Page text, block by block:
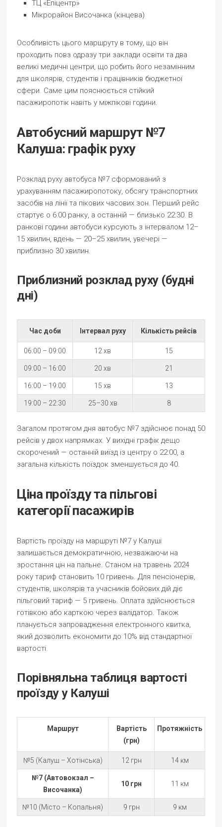
ТЦ «Епіцентр»
Мікрорайон Височанка (кінцева)
Особливість цього маршруту в тому, що він
проходить повз одразу три заклади освіти та два
великі медичні центри, що робить його незамінним
для школярів, студентів і працівників бюджетної
сфери. Саме цим пояснюється стійкий
пасажиропотік навіть у міжпікові години.
Автобусний маршрут №7
Калуша: графік руху
Розклад руху автобуса №7 сформований з
урахуванням пасажиропотоку, обсягу транспортних
засобів на лінії та пікових часових зон. Перший рейс
стартує о 6:00 ранку, а останній — близько 22:30. В
ранкові години автобуси курсують з інтервалом 12–
15 хвилин, вдень — 20–25 хвилин, увечері —
приблизно 30 хвилин.
Приблизний розклад руху (будні
дні)
Час доби Інтервал руху Кількість рейсів
06:00 – 09:00 12 хв 15
09:00 – 16:00 20 хв 21
16:00 – 19:00 15 хв 13
19:00 – 22:30 25–30 хв 8
Загалом протягом дня автобус №7 здійснює понад 50
рейсів у двох напрямках. У вихідні графік дещо
скорочений — останній виїзд із центру о 22:00, а
загальна кількість поїздок зменшується до 40.
Ціна проїзду та пільгові
категорії пасажирів
Вартість проїзду на маршруті №7 у Калуші
залишається демократичною, незважаючи на
зростання цін на пальне. Станом на травень 2024
року тариф становить 10 гривень. Для пенсіонерів,
студентів, школярів та учасників бойових дій діє
пільговий тариф — 5 гривень. Оплата здійснюється
готівкою або карткою через валідатор. Також
планується запровадження електронного квитка,
який дозволить економити до 10% від стандартної
вартості.
Порівняльна таблиця вартості
проїзду у Калуші
Маршрут
Вартість
(грн)
Протяжність
№5 (Калуш – Хотінська) 12 грн 14 км
№7 (Автовокзал –
Височанка)
10 грн 11 км
№10 (Місто – Копальня) 9 грн 9 км